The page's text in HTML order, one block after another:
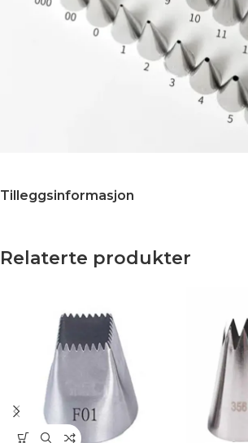
Tilleggsinformasjon
Relaterte produkter